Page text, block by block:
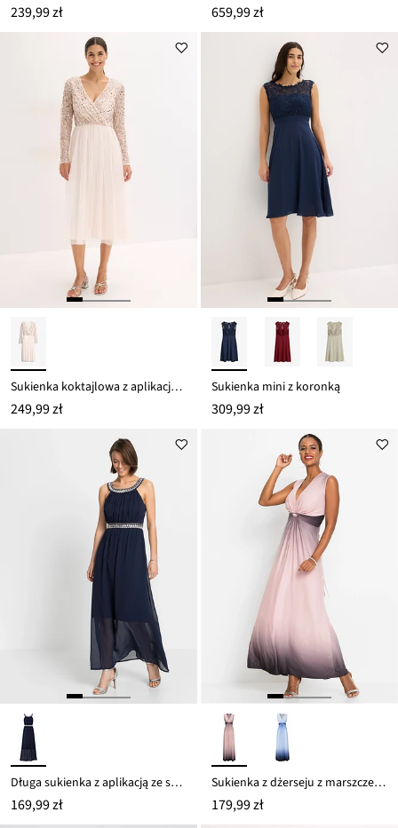
239,99 zł 659,99 zł
Sukienka koktajlowa z aplikacją z cekinów
249,99 zł
Sukienka mini z koronką
309,99 zł
Długa sukienka z aplikacją ze sztrasów
169,99 zł
Sukienka z dżerseju z marszczeniem
179,99 zł